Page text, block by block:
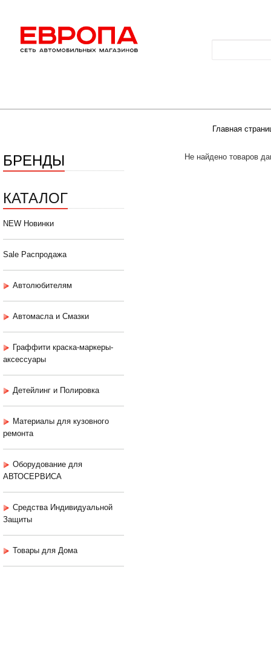
Главная
БРЕНДЫ
КАТАЛОГ
NEW Новинки
Sale Распродажа
Автолюбителям
Автомасла и Смазки
Граффити краска-маркеры-
аксессуары
Детейлинг и Полировка
Материалы для кузовного
ремонта
Оборудование для
АВТОСЕРВИСА
Средства Индивидуальной
Защиты
Товары для Дома
Не найдено товаров